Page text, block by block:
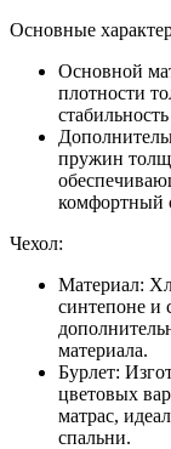
Основные
Основной
плотности
пружин
комфортный
Чехол:
Материал:
синтепоне и
материала.
Бурлет:
цветовых
матрас,
спальни.